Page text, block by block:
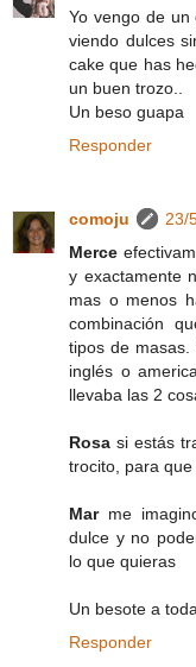
Yo vengo de
viendo dulces
cake que has
un buen trozo..
Un beso guapa
Responder
comoju
23/
Merce
y exactamente
mas o menos
combinación
tipos de
inglés o
llevaba las 2
Rosa si estás
trocito, para
Mar me
dulce y no
lo que quieras
Un besote a
Responder